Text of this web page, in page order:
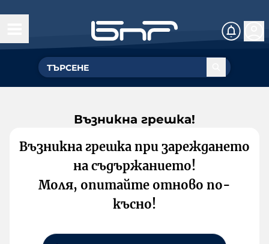
Възникна грешка!
Възникна грешка при зареждането
на съдържанието!
Моля, опитайте отново по-
късно!